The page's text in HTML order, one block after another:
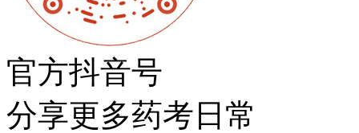
官方抖音号
分享更多药考日常